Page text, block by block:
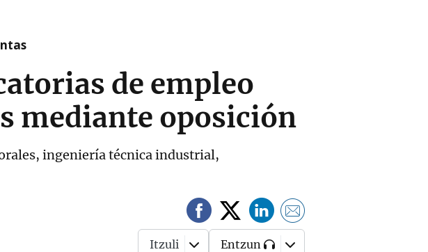
de empleo
mediante oposición
ingeniería técnica industrial,
Itzuli Entzun